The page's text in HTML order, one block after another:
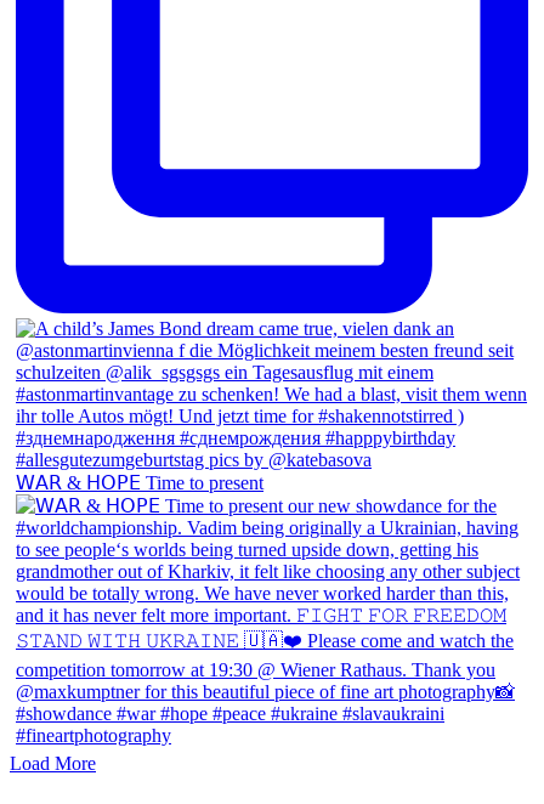
𝖶𝖠𝖱 & 𝖧𝖮𝖯𝖤 Time to present
Load More